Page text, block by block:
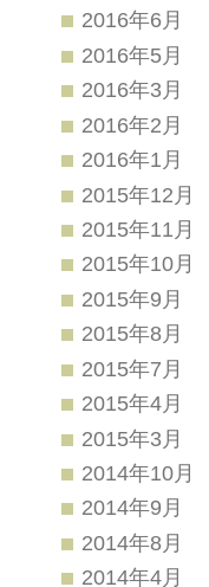
2016年6月
2016年5月
2016年3月
2016年2月
2016年1月
2015年12月
2015年11月
2015年10月
2015年9月
2015年8月
2015年7月
2015年4月
2015年3月
2014年10月
2014年9月
2014年8月
2014年4月